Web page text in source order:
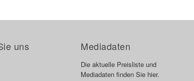
uns Mediadaten
Die aktuelle Preisliste und
Mediadaten finden Sie hier.